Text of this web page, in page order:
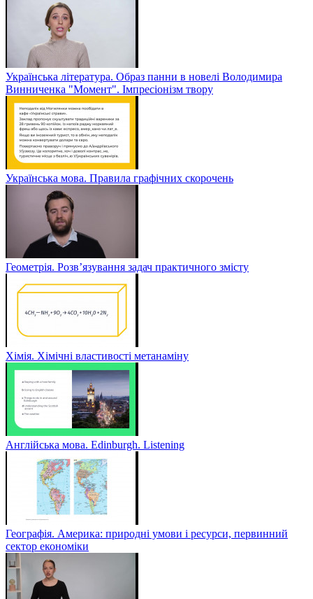
Українська література. Образ панни в новелі Володимира
Винниченка "Момент". Імпресіонізм твору
Українська мова. Правила графічних скорочень
Геометрія. Розв’язування задач практичного змісту
Хімія. Хімічні властивості метанаміну
Англійська мова. Edinburgh. Listening
Географія. Америка: природні умови і ресурси, первинний
сектор економіки